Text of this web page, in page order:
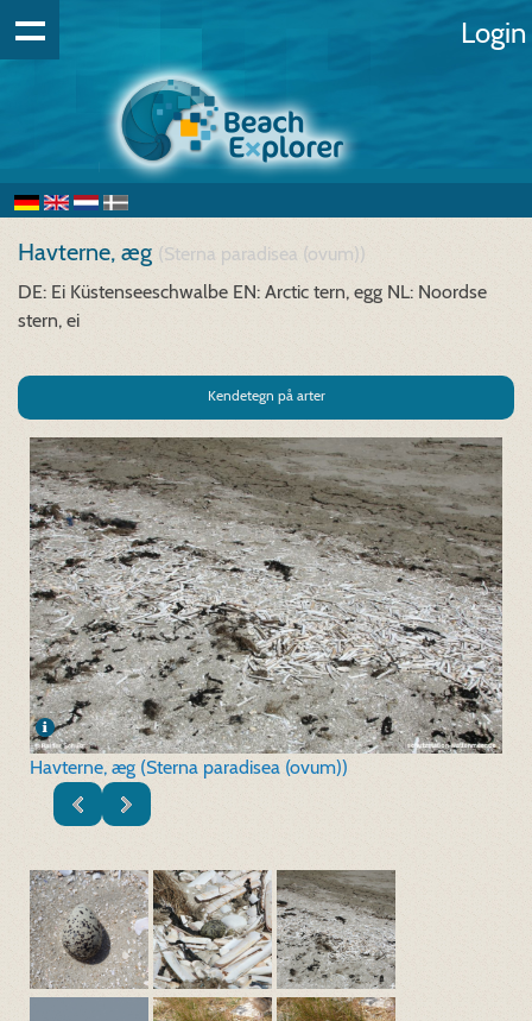
Login
Havterne, æg (Sterna paradisea (ovum))
DE: Ei Küstenseeschwalbe EN: Arctic tern, egg NL: Noordse
stern, ei
Kendetegn på arter
Havterne, æg (Sterna paradisea (ovum))